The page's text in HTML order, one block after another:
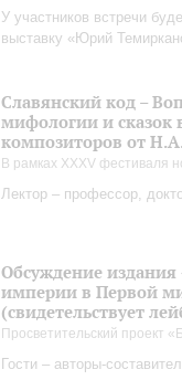
У участников встречи
выставку «Юрий
Славянский код –
мифологии и сказок
композиторов от
В рамках XXXV фестиваля
Лектор – профессор,
Обсуждение
империи в Первой
(свидетельствует
Просветительский проект
Гости – авторы-